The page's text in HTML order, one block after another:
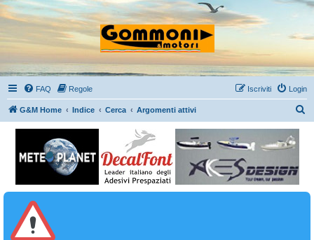
FAQ Regole Login
Iscriviti
G&M Home Indice Cerca Argomenti attivi